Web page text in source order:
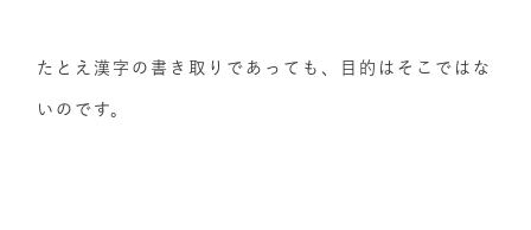
たとえ漢字の書き取りであっても、目的はそこではな
いのです。